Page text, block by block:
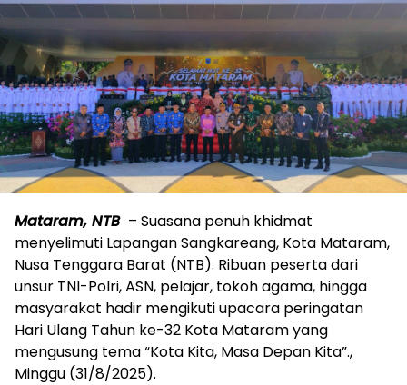
Mataram, NTB – Suasana penuh khidmat
menyelimuti Lapangan Sangkareang, Kota Mataram,
Nusa Tenggara Barat (NTB). Ribuan peserta dari
unsur TNI-Polri, ASN, pelajar, tokoh agama, hingga
masyarakat hadir mengikuti upacara peringatan
Hari Ulang Tahun ke-32 Kota Mataram yang
mengusung tema “Kota Kita, Masa Depan Kita”.,
Minggu (31/8/2025).